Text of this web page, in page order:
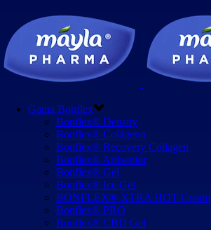
Gama Bonflex
Bonflex® Density
Bonflex® Colágeno
Bonflex® Recovery Collagen
Bonflex® Artisenior
Bonflex® Gel
Bonflex® Ice Gel
BONFLEX® XTRA HOT Cream
Bonflex® PRO
Bonflex® CBD Gel